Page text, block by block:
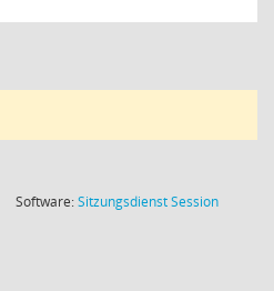
Software:SitzungsdienstSession(Wird in